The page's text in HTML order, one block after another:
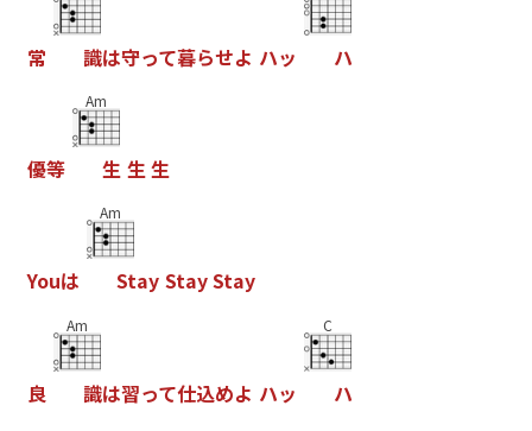
常 識は守って暮らせよ ハッ ハ
優等
Am
生 生生
Youは
Am
Stay StayStay
良
Am
識は習って仕込めよ ハッ
C
ハ